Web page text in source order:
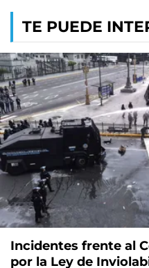
TE PUEDE
Incidentes frente al
por la Ley de